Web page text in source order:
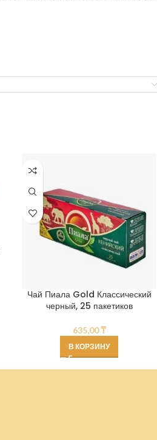
Чай Пиала Gold Классический
черный, 25 пакетиков
635,00₸
В КОРЗИНУ